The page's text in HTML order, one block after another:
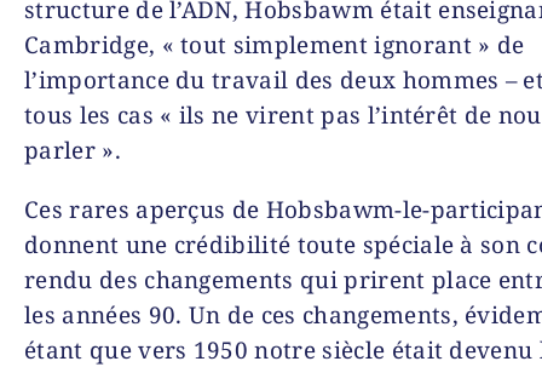
structure de l’ADN, Hobsbawm était
Cambridge, « tout simplement ignorant » de
l’importance du travail des deux hommes –
tous les cas « ils ne virent pas l’intérêt de
parler ».
Ces rares aperçus de Hobsbawm-le-
donnent une crédibilité toute spéciale à son
rendu des changements qui prirent place
les années 90. Un de ces changements,
étant que vers 1950 notre siècle était devenu